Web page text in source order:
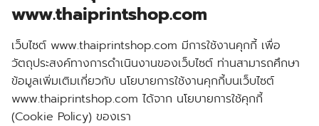
www.thaiprintshop.com
เว็บไซต์ www.thaiprintshop.com มีการใช้งานคุกกี้ เพื่อ
วัตถุประสงค์ทางการดำเนินงานของเว็บไซต์ ท่านสามารถศึกษา
ข้อมูลเพิ่มเติมเกี่ยวกับ นโยบายการใช้งานคุกกี้บนเว็บไซต์
www.thaiprintshop.com ได้จาก นโยบายการใช้คุกกี้
(Cookie Policy) ของเรา